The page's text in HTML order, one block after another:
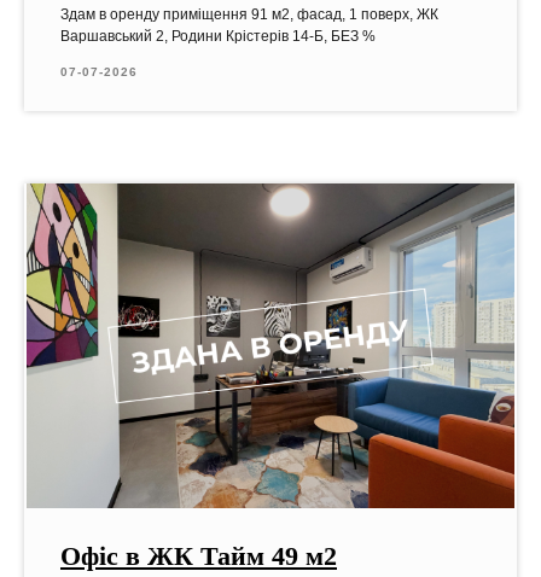
Здам в оренду приміщення 91 м2, фасад, 1 поверх, ЖК
Варшавський 2, Родини Крістерів 14-Б, БЕЗ %
07-07-2026
Офіс в ЖК Тайм 49 м2